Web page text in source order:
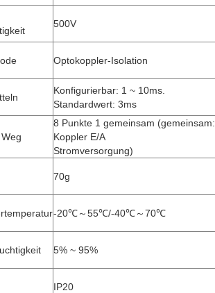
500V
Optokoppler-Isolation
Konfigurierbar: 1 ~ 10ms.
Standardwert: 3ms
8 Punkte 1 gemeinsam (gemeinsam:
Koppler E/A
Stromversorgung)
70g
-20℃～55℃/-40℃～70℃
5% ~ 95%
IP20